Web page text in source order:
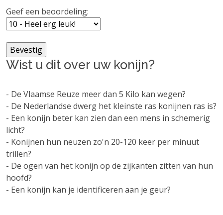
Geef een beoordeling:
Wist u dit over uw konijn?
- De Vlaamse Reuze meer dan 5 Kilo kan wegen?
- De Nederlandse dwerg het kleinste ras konijnen ras is?
- Een konijn beter kan zien dan een mens in schemerig
licht?
- Konijnen hun neuzen zo'n 20-120 keer per minuut
trillen?
- De ogen van het konijn op de zijkanten zitten van hun
hoofd?
- Een konijn kan je identificeren aan je geur?